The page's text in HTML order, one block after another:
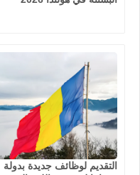
التقديم لوظائف جديدة بدولة